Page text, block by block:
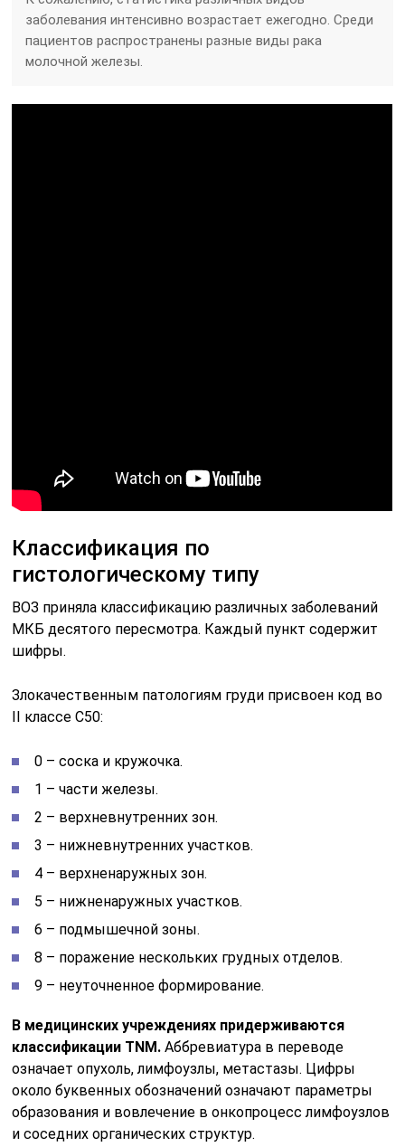
заболевания интенсивно возрастает ежегодно. Среди
пациентов распространены разные виды рака
молочной железы.
Классификация по
гистологическому типу
ВОЗ приняла классификацию различных заболеваний
МКБ десятого пересмотра. Каждый пункт содержит
шифры.
Злокачественным патологиям груди присвоен код во
II классе С50:
0 – соска и кружочка.
1 – части железы.
2 – верхневнутренних зон.
3 – нижневнутренних участков.
4 – верхненаружных зон.
5 – нижненаружных участков.
6 – подмышечной зоны.
8 – поражение нескольких грудных отделов.
9 – неуточненное формирование.
В медицинских учреждениях придерживаются
классификации TNM. Аббревиатура в переводе
означает опухоль, лимфоузлы, метастазы. Цифры
около буквенных обозначений означают параметры
образования и вовлечение в онкопроцесс лимфоузлов
и соседних органических структур.